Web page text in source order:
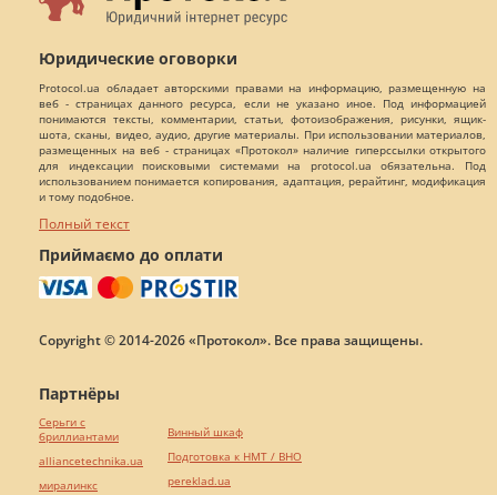
Юридические оговорки
Protocol.ua обладает авторскими правами на информацию, размещенную на
веб - страницах данного ресурса, если не указано иное. Под информацией
понимаются тексты, комментарии, статьи, фотоизображения, рисунки, ящик-
шота, сканы, видео, аудио, другие материалы. При использовании материалов,
размещенных на веб - страницах «Протокол» наличие гиперссылки открытого
для индексации поисковыми системами на protocol.ua обязательна. Под
использованием понимается копирования, адаптация, рерайтинг, модификация
и тому подобное.
Полный текст
Приймаємо до оплати
Copyright © 2014-2026 «Протокол». Все права защищены.
Партнёры
Серьги с
бриллиантами
alliancetechnika.ua
миралинкс
Винный шкаф
Подготовка к НМТ / ВНО
pereklad.ua